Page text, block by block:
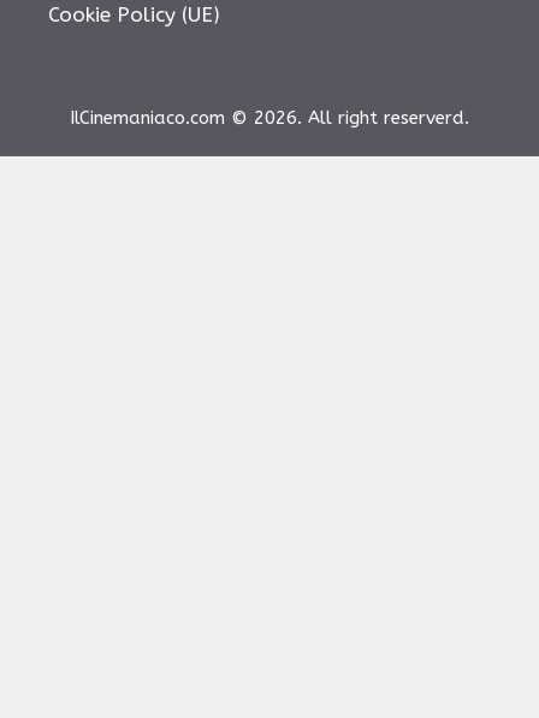
Cookie Policy (UE)
IlCinemaniaco.com © 2026. All right reserverd.